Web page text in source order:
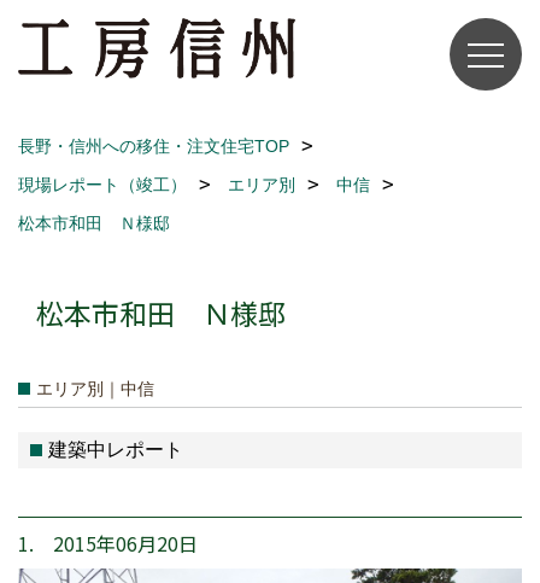
長野・信州への移住・注文住宅TOP
現場レポート（竣工）
エリア別
中信
松本市和田 Ｎ様邸
松本市和田 Ｎ様邸
エリア別｜中信
建築中レポート
1. 2015年06月20日